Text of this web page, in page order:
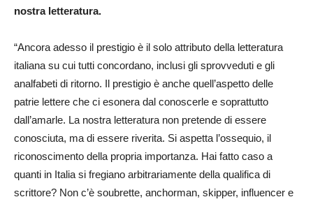
nostra letteratura.
“Ancora adesso il prestigio è il solo attributo della letteratura
italiana su cui tutti concordano, inclusi gli sprovveduti e gli
analfabeti di ritorno. Il prestigio è anche quell’aspetto delle
patrie lettere che ci esonera dal conoscerle e soprattutto
dall’amarle. La nostra letteratura non pretende di essere
conosciuta, ma di essere riverita. Si aspetta l’ossequio, il
riconoscimento della propria importanza. Hai fatto caso a
quanti in Italia si fregiano arbitrariamente della qualifica di
scrittore? Non c’è soubrette, anchorman, skipper, influencer e